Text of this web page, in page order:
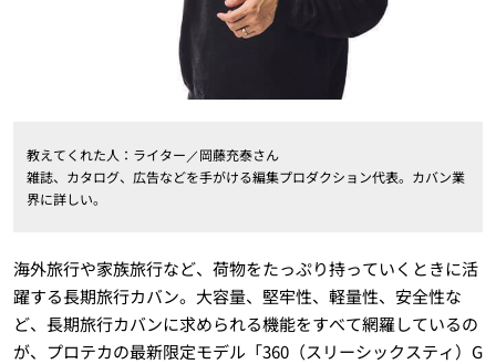
教えてくれた人：ライター／岡藤充泰さん
雑誌、カタログ、広告などを手がける編集プロダクション代表。カバン業
界に詳しい。
海外旅行や家族旅行など、荷物をたっぷり持っていくときに活
躍する長期旅行カバン。大容量、堅牢性、軽量性、安全性な
ど、長期旅行カバンに求められる機能をすべて網羅しているの
が、プロテカの最新限定モデル「360（スリーシックスティ）G